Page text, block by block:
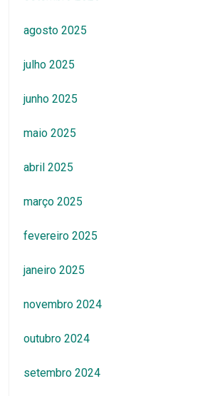
agosto 2025
julho 2025
junho 2025
maio 2025
abril 2025
março 2025
fevereiro 2025
janeiro 2025
novembro 2024
outubro 2024
setembro 2024